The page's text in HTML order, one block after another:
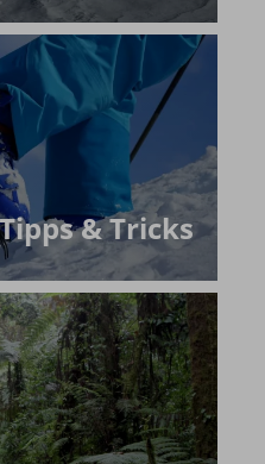
Bewertung
Newsletter
E-Mail Tel.: 08326 385 63 33
Tipps & Tricks